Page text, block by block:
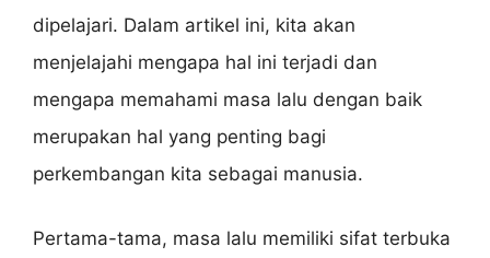
dipelajari. Dalam artikel ini, kita akan
menjelajahi mengapa hal ini terjadi dan
mengapa memahami masa lalu dengan baik
merupakan hal yang penting bagi
perkembangan kita sebagai manusia.
Pertama-tama, masa lalu memiliki sifat terbuka